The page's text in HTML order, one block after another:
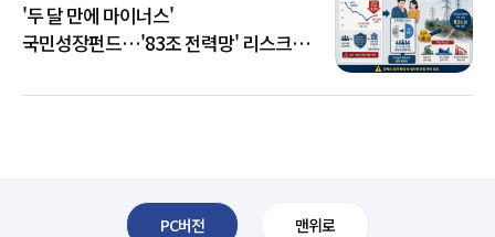
'두 달 만에 마이너스'
국민성장펀드…'83조 전력망' 리스크
PC버전 맨위로